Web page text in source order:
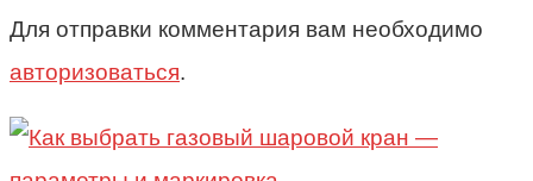
Для отправки комментария вам необходимо
авторизоваться.